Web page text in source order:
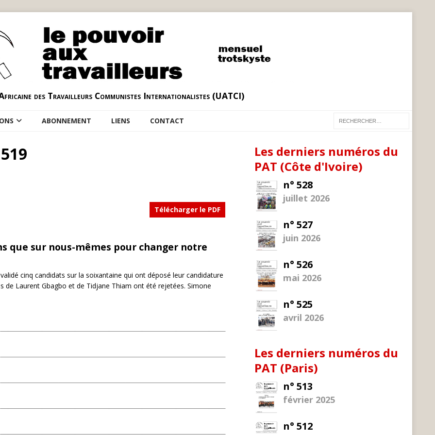
des Travailleurs Communistes Internationalistes (UATCI)
ABONNEMENT LIENS CONTACT
Télécharger le PDF
que sur nous-mêmes pour changer notre
cinq candidats sur la soixantaine qui ont déposé leur candidature
de Laurent Gbagbo et de Tidjane Thiam ont été rejetées. Simone
Les derniers numéros du
PAT (Côte d'Ivoire)
n° 528
juillet 2026
n° 527
juin 2026
n° 526
mai 2026
n° 525
avril 2026
Les derniers numéros du
PAT (Paris)
n° 513
février 2025
n° 512